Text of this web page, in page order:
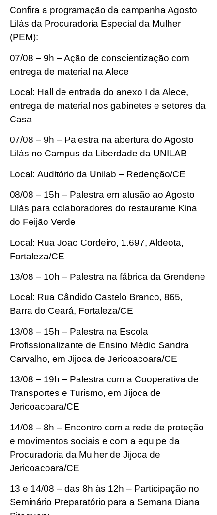
Confira a programação da campanha Agosto
Lilás da Procuradoria Especial da Mulher
(PEM):
07/08 – 9h – Ação de conscientização com
entrega de material na Alece
Local: Hall de entrada do anexo I da Alece,
entrega de material nos gabinetes e setores da
Casa
07/08 – 9h – Palestra na abertura do Agosto
Lilás no Campus da Liberdade da UNILAB
Local: Auditório da Unilab – Redenção/CE
08/08 – 15h – Palestra em alusão ao Agosto
Lilás para colaboradores do restaurante Kina
do Feijão Verde
Local: Rua João Cordeiro, 1.697, Aldeota,
Fortaleza/CE
13/08 – 10h – Palestra na fábrica da Grendene
Local: Rua Cândido Castelo Branco, 865,
Barra do Ceará, Fortaleza/CE
13/08 – 15h – Palestra na Escola
Profissionalizante de Ensino Médio Sandra
Carvalho, em Jijoca de Jericoacoara/CE
13/08 – 19h – Palestra com a Cooperativa de
Transportes e Turismo, em Jijoca de
Jericoacoara/CE
14/08 – 8h – Encontro com a rede de proteção
e movimentos sociais e com a equipe da
Procuradoria da Mulher de Jijoca de
Jericoacoara/CE
13 e 14/08 – das 8h às 12h – Participação no
Seminário Preparatório para a Semana Diana